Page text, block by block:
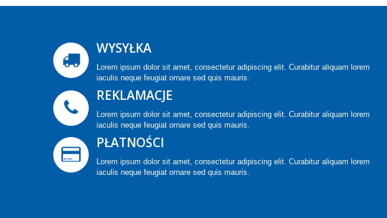
WYSYŁKA
Lorem ipsum dolor sit amet, consectetur adipiscing elit. Curabitur aliquam lorem
iaculis neque feugiat ornare sed quis mauris.
REKLAMACJE
Lorem ipsum dolor sit amet, consectetur adipiscing elit. Curabitur aliquam lorem
iaculis neque feugiat ornare sed quis mauris.
PŁATNOŚCI
Lorem ipsum dolor sit amet, consectetur adipiscing elit. Curabitur aliquam lorem
iaculis neque feugiat ornare sed quis mauris.